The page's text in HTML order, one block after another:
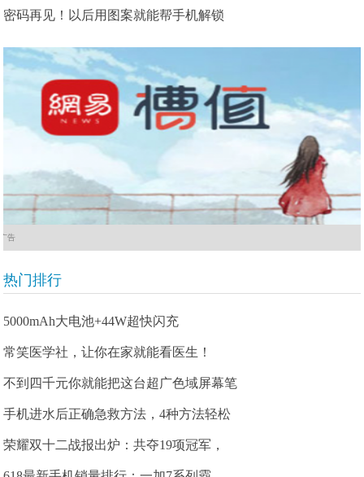
密码再见！以后用图案就能帮手机解锁
广告
热门排行
5000mAh大电池+44W超快闪充
常笑医学社，让你在家就能看医生！
不到四千元你就能把这台超广色域屏幕笔
手机进水后正确急救方法，4种方法轻松
荣耀双十二战报出炉：共夺19项冠军，